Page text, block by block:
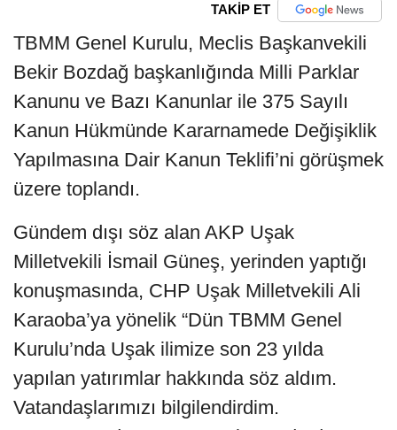
TAKİP ET
TBMM Genel Kurulu, Meclis Başkanvekili
Bekir Bozdağ başkanlığında Milli Parklar
Kanunu ve Bazı Kanunlar ile 375 Sayılı
Kanun Hükmünde Kararnamede Değişiklik
Yapılmasına Dair Kanun Teklifi’ni görüşmek
üzere toplandı.
Gündem dışı söz alan AKP Uşak
Milletvekili İsmail Güneş, yerinden yaptığı
konuşmasında, CHP Uşak Milletvekili Ali
Karaoba’ya yönelik “Dün TBMM Genel
Kurulu’nda Uşak ilimize son 23 yılda
yapılan yatırımlar hakkında söz aldım.
Vatandaşlarımızı bilgilendirdim.